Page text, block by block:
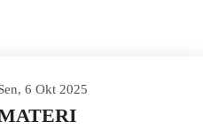
6 Okt 2025